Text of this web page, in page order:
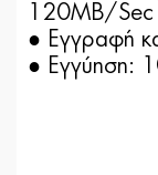
120MB/Sec
● Eγγραφή
● Εγγύηση: